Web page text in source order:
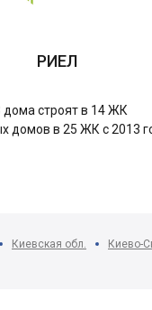
РИЕЛ
дома строят в 14 ЖК
домов в 25 ЖК с 2013
Киевская обл. Киево-